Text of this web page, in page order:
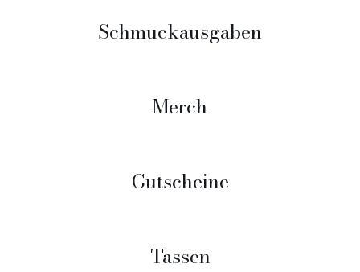
Schmuckausgaben
Merch
Gutscheine
Tassen